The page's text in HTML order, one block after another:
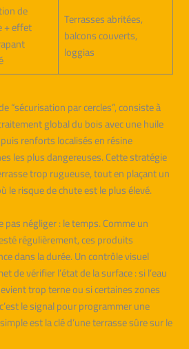
de
+ effet
Terrasses abritées,
balcons couverts,
loggias
“sécurisation par cercles”, consiste à
global du bois avec une huile
renforts localisés en résine
les plus dangereuses. Cette stratégie
trop rugueuse, tout en plaçant un
le risque de chute est le plus élevé.
négliger : le temps. Comme un
régulièrement, ces produits
dans la durée. Un contrôle visuel
de vérifier l’état de la surface : si l’eau
trop terne ou si certaines zones
le signal pour programmer une
est la clé d’une terrasse sûre sur le